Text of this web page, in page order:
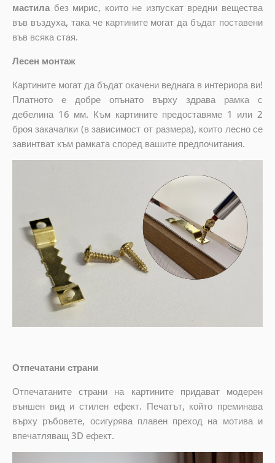
мастилабез мирис, които не изпускат вредни вещества
във въздуха, така че картините могат да бъдат поставени
във всяка стая.
Лесен монтаж
Картините могат да бъдат окачени веднага в интериора ви!
Платното е добре опънато върху здрава рамка с
дебелина 16 мм. Към картините предоставяме 1 или 2
броя закачалки (в зависимост от размера), които лесно се
завинтват към рамката според вашите предпочитания.
Отпечатани страни
Отпечатаните страни на картините придават модерен
външен вид и стилен ефект. Печатът, който преминава
върху ръбовете, осигурява плавен преход на мотива и
впечатляващ 3D ефект.